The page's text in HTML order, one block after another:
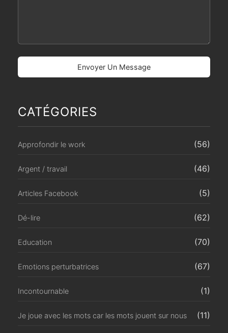
CATÉGORIES
Approfondir le work (56)
Argent / travail (46)
Articles Facebook (5)
Dé-lire (62)
Education (70)
Emotions perturbatrices (67)
Incontournable (1)
Je joue avec les mots car les mots jouent sur nous (11)